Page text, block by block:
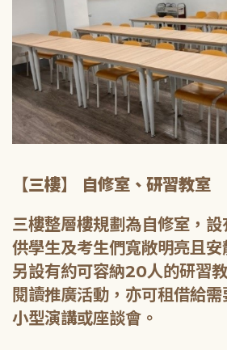
【三樓】 自修室、研習教室
三樓整層樓規劃為自修室，
供學生及考生們寬敞明亮且安
另設有約可容納20人的研習
閱讀推廣活動，亦可租借給
小型演講或座談會。